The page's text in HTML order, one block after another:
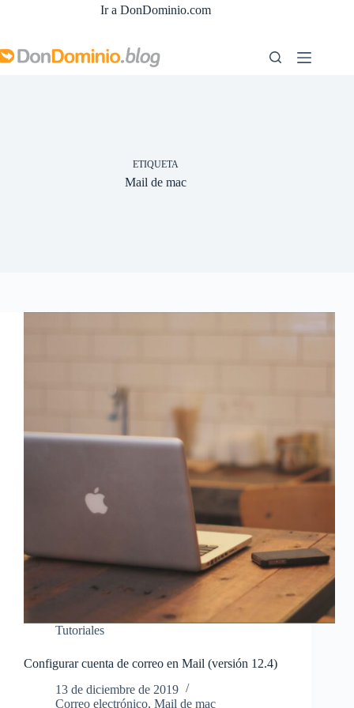
Ir a DonDominio.com
ETIQUETA
Mail de mac
Tutoriales
Configurar cuenta de correo en Mail (versión 12.4)
13 de diciembre de 2019
Correo electrónico, Mail de mac